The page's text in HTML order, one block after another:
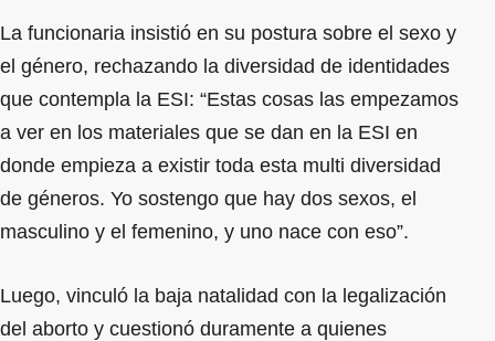
La funcionaria insistió en su postura sobre el sexo y
el género, rechazando la diversidad de identidades
que contempla la ESI: “Estas cosas las empezamos
a ver en los materiales que se dan en la ESI en
donde empieza a existir toda esta multi diversidad
de géneros. Yo sostengo que hay dos sexos, el
masculino y el femenino, y uno nace con eso”.
Luego, vinculó la baja natalidad con la legalización
del aborto y cuestionó duramente a quienes